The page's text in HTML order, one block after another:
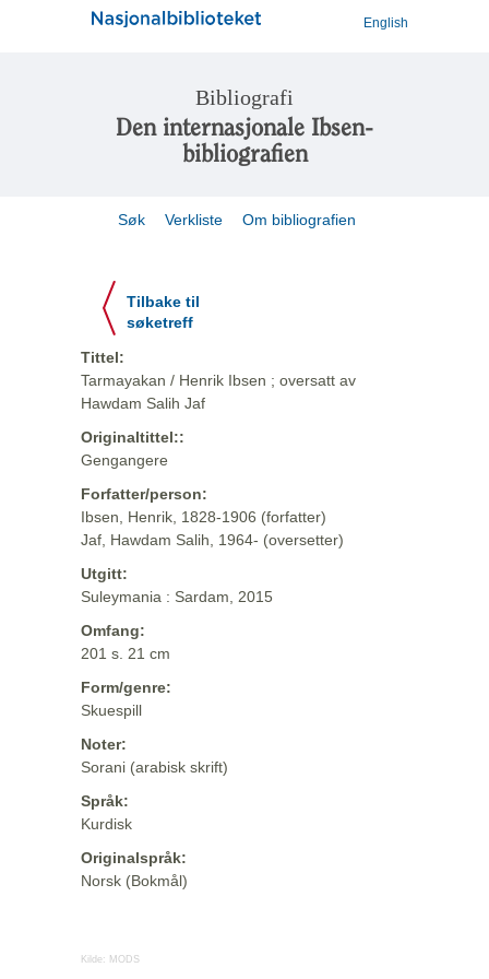
English
Bibliografi
Den internasjonale Ibsen-
bibliografien
Søk Verkliste Om bibliografien
Tilbake til
søketreff
Tittel:
Tarmayakan / Henrik Ibsen ; oversatt av
Hawdam Salih Jaf
Originaltittel::
Gengangere
Forfatter/person:
Ibsen, Henrik, 1828-1906 (forfatter)
Jaf, Hawdam Salih, 1964- (oversetter)
Utgitt:
Suleymania : Sardam, 2015
Omfang:
201 s. 21 cm
Form/genre:
Skuespill
Noter:
Sorani (arabisk skrift)
Språk:
Kurdisk
Originalspråk:
Norsk (Bokmål)
Kilde: MODS